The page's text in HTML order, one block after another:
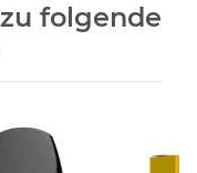
folgende